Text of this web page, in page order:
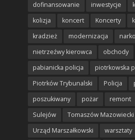
dofinansowanie
inwestycje
kolizja
koncert Koncerty
kradzież
modernizacja
nietrzeźwy kierowca
obchody
pabianicka policja
piotrkowska
Piotrków Trybunalski
Policja
poszukiwany
pożar remont
Sulejów
Tomaszów Mazowiecki
Urząd Marszałkowski
warsztaty